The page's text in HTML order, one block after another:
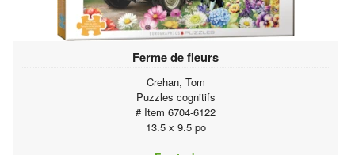
Ferme de fleurs
Crehan, Tom
Puzzles cognitifs
# Item 6704-6122
13.5 x 9.5 po